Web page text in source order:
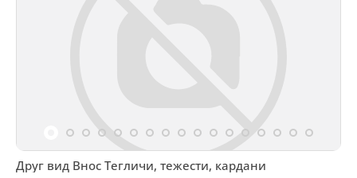
Друг вид Внос Тегличи, тежести, кардани